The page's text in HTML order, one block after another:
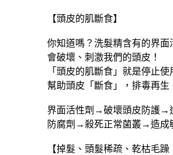
【頭皮的肌斷食】
你知道嗎？洗髮精含有的界面
會破壞、刺激我們的頭皮！
「頭皮的肌斷食」就是停止使
幫助頭皮「斷食」，排毒再生
界面活性劑→破壞頭皮防護→
防腐劑→殺死正常菌叢→造成
【掉髮、頭髮稀疏、乾枯毛躁